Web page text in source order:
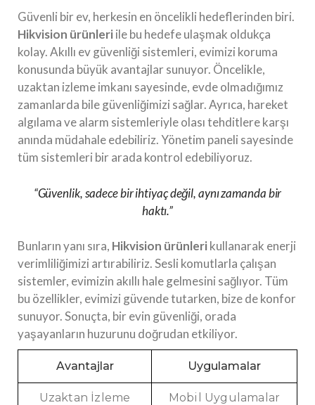
Güvenli bir ev, herkesin en öncelikli hedeflerinden biri.
Hikvision ürünleriile bu hedefe ulaşmak oldukça
kolay. Akıllı ev güvenliği sistemleri, evimizi koruma
konusunda büyük avantajlar sunuyor. Öncelikle,
uzaktan izleme imkanı sayesinde, evde olmadığımız
zamanlarda bile güvenliğimizi sağlar. Ayrıca, hareket
algılama ve alarm sistemleriyle olası tehditlere karşı
anında müdahale edebiliriz. Yönetim paneli sayesinde
tüm sistemleri bir arada kontrol edebiliyoruz.
“Güvenlik, sadece bir ihtiyaç değil, aynı zamanda bir
haktı.”
Bunların yanı sıra, Hikvision ürünlerikullanarak enerji
verimliliğimizi artırabiliriz. Sesli komutlarla çalışan
sistemler, evimizin akıllı hale gelmesini sağlıyor. Tüm
bu özellikler, evimizi güvende tutarken, bize de konfor
sunuyor. Sonuçta, bir evin güvenliği, orada
yaşayanların huzurunu doğrudan etkiliyor.
Avantajlar Uygulamalar
Uzaktan İzleme Mobil Uygulamalar